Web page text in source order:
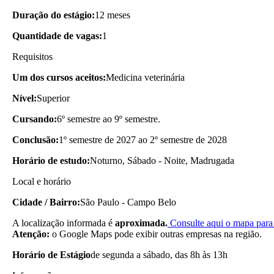
Duração do estágio:12 meses
Quantidade de vagas:1
Requisitos
Um dos cursos aceitos:Medicina veterinária
Nível:Superior
Cursando:6º semestre ao 9º semestre.
Conclusão:1º semestre de 2027 ao 2º semestre de 2028
Horário de estudo:Noturno, Sábado - Noite, Madrugada
Local e horário
Cidade / Bairro:São Paulo - Campo Belo
A localização informada é aproximada. Consulte aqui o mapa
Atenção: o Google Maps pode exibir outras empresas na região.
Horário de Estágiode segunda a sábado, das 8h às 13h